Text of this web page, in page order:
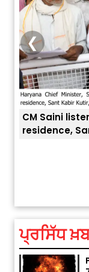
public
Kutir
❮
ਪ੍ਰਸਿੱਧ